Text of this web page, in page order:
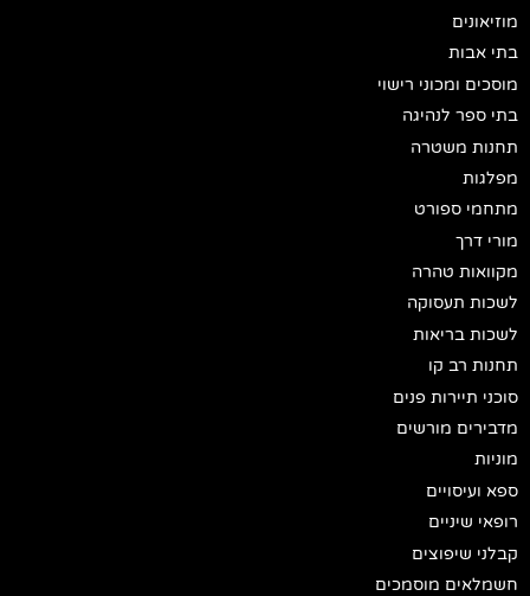
מוזיאונים
בתי אבות
מוסכים ומכוני רישוי
בתי ספר לנהיגה
תחנות משטרה
מפלגות
מתחמי ספורט
מורי דרך
מקוואות טהרה
לשכות תעסוקה
לשכות בריאות
תחנות רב קו
סוכני תיירות פנים
מדבירים מורשים
מוניות
ספא ועיסויים
רופאי שיניים
קבלני שיפוצים
חשמלאים מוסמכים